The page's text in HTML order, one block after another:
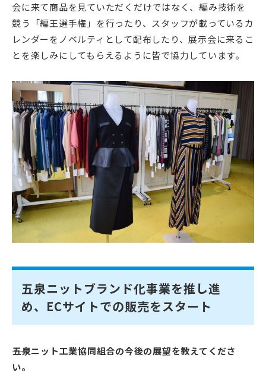
会に来て商品を見ていただくだけではなく、編み技術を
競う「編王選手権」を行ったり、スタッフが載っているカ
レンダーをノベルティとして配布したり、展示会に来るこ
とを楽しみにしてもらえるように皆で協力しています。
五泉ニットブランド化事業を推し進
め、ECサイトでの販売をスタート
――五泉ニット工業協同組合の今後の展望を教えてくださ
い。